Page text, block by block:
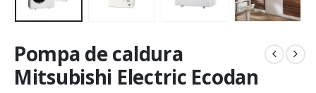
Pompa de caldura
Mitsubishi Electric Ecodan